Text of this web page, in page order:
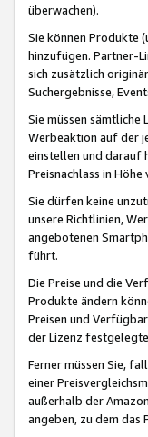
überwachen).
Sie können Produkte
hinzufügen. Partner-
sich zusätzlich
Suchergebnisse,
Sie müssen
Werbeaktion auf der
einstellen und darauf
Preisnachlass in
Sie dürfen keine
unsere Richtlinien,
angebotenen
führt.
Die Preise und die
Produkte ändern
Preisen und
der Lizenz
Ferner müssen Sie,
einer
außerhalb der
angeben, zu dem